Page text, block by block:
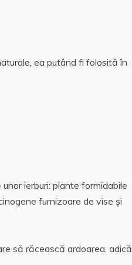
ea putând fi folosită în
ierburi: plante formidabile
furnizoare de vise și
să răcească ardoarea, adică